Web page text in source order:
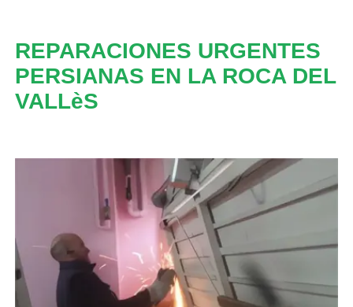
REPARACIONES URGENTES
PERSIANAS EN LA ROCA DEL
VALLèS